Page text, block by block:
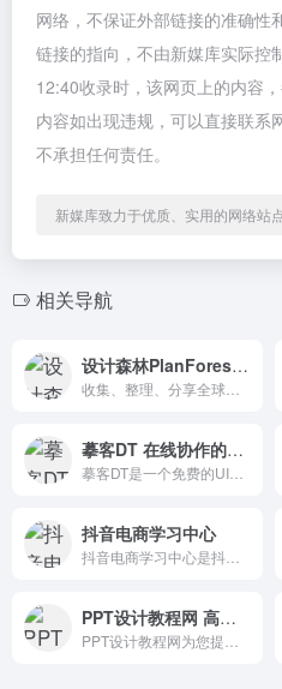
网络，不保证外部链接的准确性
链接的指向，不由新媒库实际控
12:40收录时，该网页上的内容
内容如出现违规，可以直接联系
不承担任何责任。
新媒库致力于优质、实用的网络站
相关导航
设计森林PlanForest 优质设计素材资源
摹客DT 在线协作的UI设计工具
抖音电商学习中心
PPT设计教程网 高质量的PPT教程和PPT模板下载平台